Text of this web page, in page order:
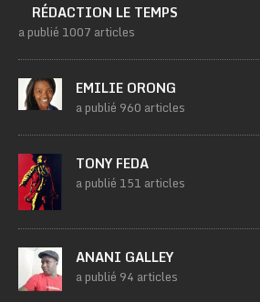
RÉDACTION LE TEMPS
a publié 1007 articles
EMILIE ORONG
a publié 960 articles
TONY FEDA
a publié 151 articles
ANANI GALLEY
a publié 94 articles